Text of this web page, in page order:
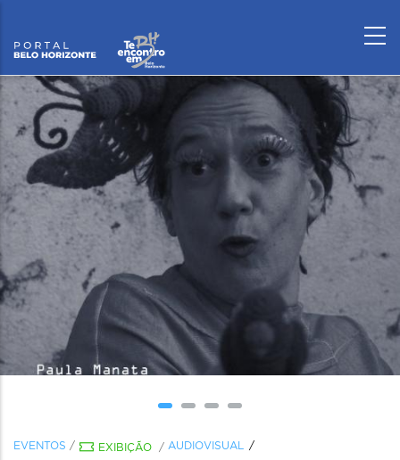
EVENTOS / EXIBIÇÃO / AUDIOVISUAL